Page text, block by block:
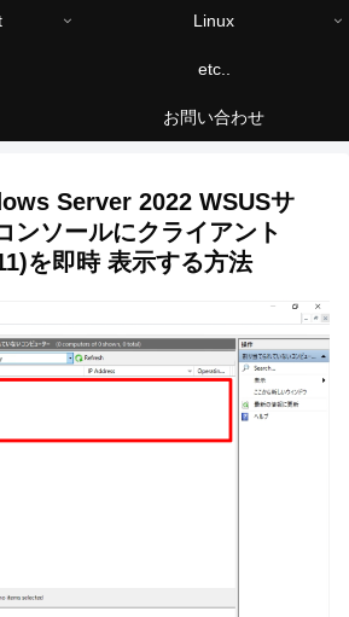
Linux
etc..
お問い合わせ
Server 2022 WSUSサ
ンソールにクライアント
を即時 表示する方法